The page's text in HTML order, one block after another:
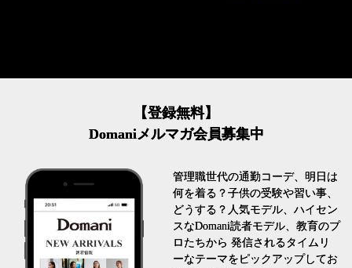
【登録無料】
Domaniメルマガ会員募集中
管理職世代の通勤コーデ、明日は
何を着る？子供の受験や習い事、
どうする？人気モデル、ハイセン
スなDomani読者モデル、教育のプ
ロたちから 発信されるタイムリ
ーなテーマをピックアップしてお